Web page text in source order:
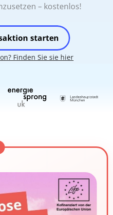
– kostenlos!
starten
Finden Sie sie hier